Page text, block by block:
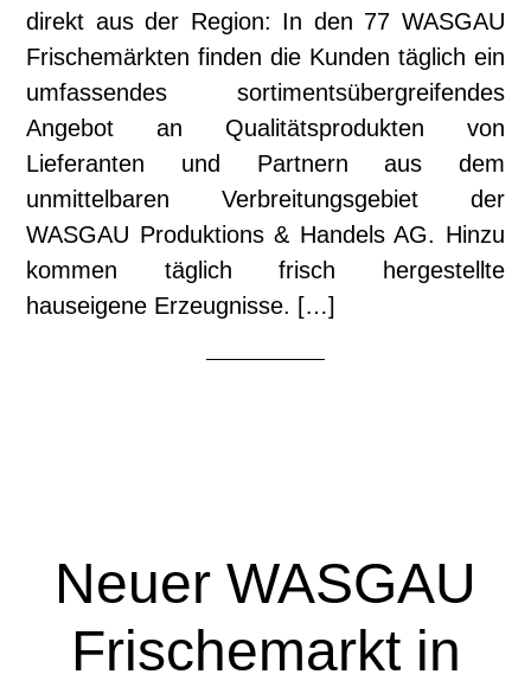
direkt aus der Region: In den 77 WASGAU
Frischemärkten finden die Kunden täglich ein
umfassendes sortimentsübergreifendes
Angebot an Qualitätsprodukten von
Lieferanten und Partnern aus dem
unmittelbaren Verbreitungsgebiet der
WASGAU Produktions & Handels AG. Hinzu
kommen täglich frisch hergestellte
hauseigene Erzeugnisse. […]
Neuer WASGAU
Frischemarkt in